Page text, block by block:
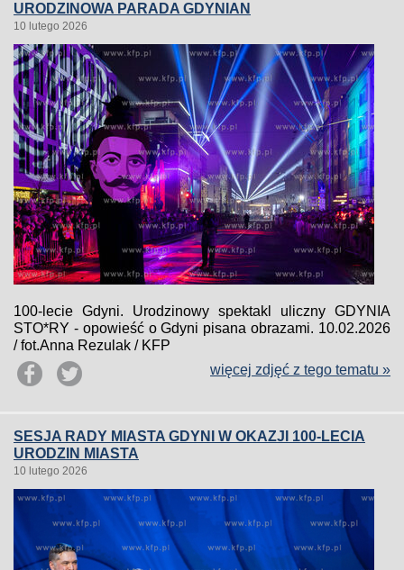
URODZINOWA PARADA GDYNIAN
10 lutego 2026
100-lecie Gdyni. Urodzinowy spektakl uliczny GDYNIA
STO*RY - opowieść o Gdyni pisana obrazami. 10.02.2026
/ fot.Anna Rezulak / KFP
więcej zdjęć z tego tematu »
SESJA RADY MIASTA GDYNI W OKAZJI 100-LECIA
URODZIN MIASTA
10 lutego 2026